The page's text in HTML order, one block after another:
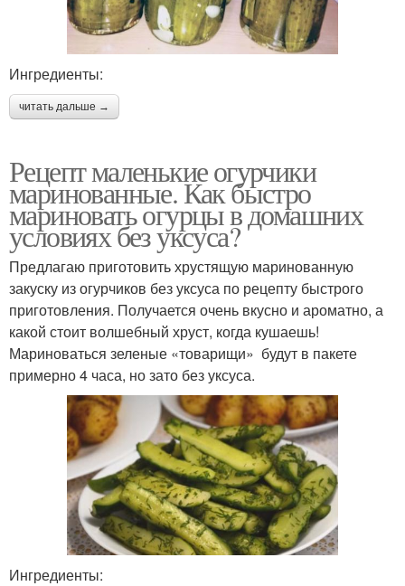
Ингредиенты:
читать дальше →
Рецепт маленькие огурчики
маринованные. Как быстро
мариновать огурцы в домашних
условиях без уксуса?
Предлагаю приготовить хрустящую маринованную
закуску из огурчиков без уксуса по рецепту быстрого
приготовления. Получается очень вкусно и ароматно, а
какой стоит волшебный хруст, когда кушаешь!
Мариноваться зеленые «товарищи» будут в пакете
примерно 4 часа, но зато без уксуса.
Ингредиенты: